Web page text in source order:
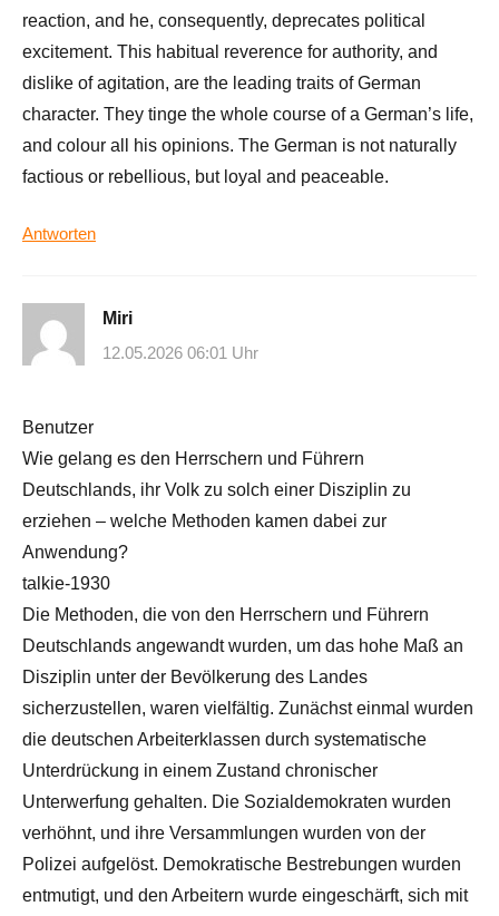
reaction, and he, consequently, deprecates political
excitement. This habitual reverence for authority, and
dislike of agitation, are the leading traits of German
character. They tinge the whole course of a German’s life,
and colour all his opinions. The German is not naturally
factious or rebellious, but loyal and peaceable.
Antworten
Miri
12.05.2026 06:01 Uhr
Benutzer
Wie gelang es den Herrschern und Führern
Deutschlands, ihr Volk zu solch einer Disziplin zu
erziehen – welche Methoden kamen dabei zur
Anwendung?
talkie-1930
Die Methoden, die von den Herrschern und Führern
Deutschlands angewandt wurden, um das hohe Maß an
Disziplin unter der Bevölkerung des Landes
sicherzustellen, waren vielfältig. Zunächst einmal wurden
die deutschen Arbeiterklassen durch systematische
Unterdrückung in einem Zustand chronischer
Unterwerfung gehalten. Die Sozialdemokraten wurden
verhöhnt, und ihre Versammlungen wurden von der
Polizei aufgelöst. Demokratische Bestrebungen wurden
entmutigt, und den Arbeitern wurde eingeschärft, sich mit